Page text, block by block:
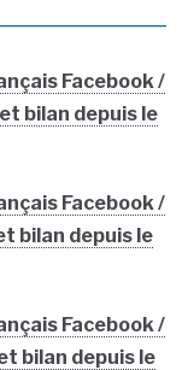
Facebook /
bilan depuis le
Facebook /
bilan depuis le
Facebook /
bilan depuis le